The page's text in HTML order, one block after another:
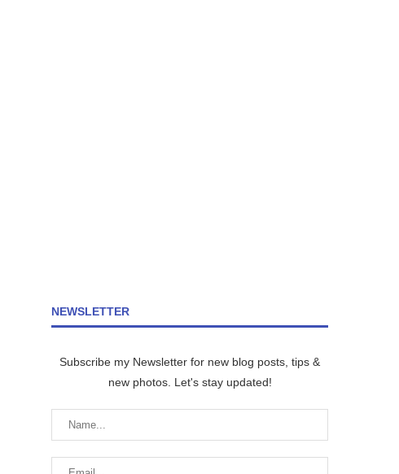
NEWSLETTER
Subscribe my Newsletter for new blog posts, tips &
new photos. Let's stay updated!